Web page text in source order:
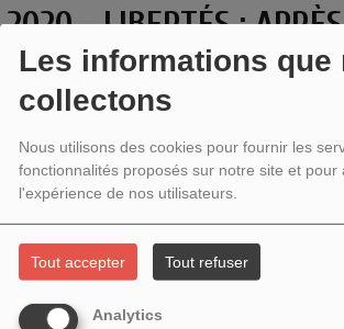
Les informations que
collectons
Nous utilisons des cookies pour fournir les
fonctionnalités proposés sur notre site et pour
l'expérience de nos utilisateurs.
Tout accepter Tout refuser
Analytics
2020 - LIBERTÉS :
CONFINEMENT, LA
CHOC